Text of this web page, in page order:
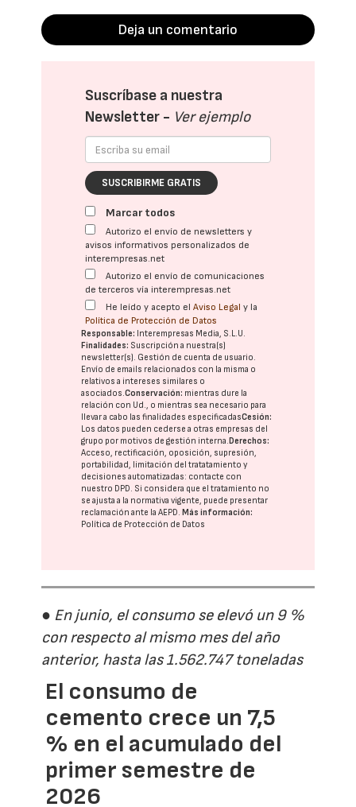
Deja un comentario
Suscríbase a nuestra
Newsletter - Ver ejemplo
SUSCRIBIRME GRATIS
Marcar todos
Autorizo el envío de newsletters y
avisos informativos personalizados de
interempresas.net
Autorizo el envío de comunicaciones
de terceros vía interempresas.net
He leído y acepto elAviso Legal y la
Política de Protección de Datos
Responsable: Interempresas Media, S.L.U.
Finalidades: Suscripción a nuestra(s)
newsletter(s). Gestión de cuenta de usuario.
Envío de emails relacionados con la misma o
relativos a intereses similares o
asociados.Conservación: mientras dure la
relación con Ud., o mientras sea necesario para
llevar a cabo las finalidades especificadasCesión:
Los datos pueden cederse a otras empresas del
grupo por motivos de gestión interna.Derechos:
Acceso, rectificación, oposición, supresión,
portabilidad, limitación del tratatamiento y
decisiones automatizadas: contacte con
nuestro DPD. Si considera que el tratamiento no
se ajusta a la normativa vigente, puede presentar
reclamación ante laAEPD.Más información:
Política de Protección de Datos
● En junio, el consumo se elevó un 9 %
con respecto al mismo mes del año
anterior, hasta las 1.562.747 toneladas
El consumo de
cemento crece un 7,5
% en el acumulado del
primer semestre de
2026